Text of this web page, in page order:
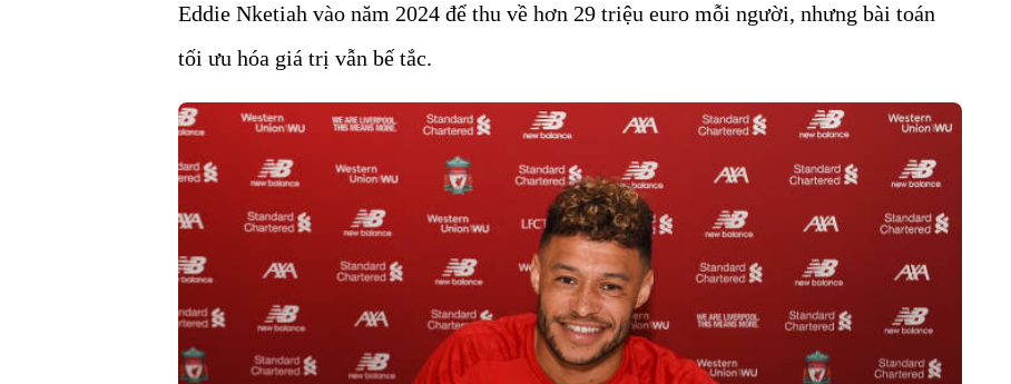
Eddie Nketiah vào năm 2024 để thu về hơn 29 triệu euro mỗi người, nhưng bài toán
tối ưu hóa giá trị vẫn bế tắc.